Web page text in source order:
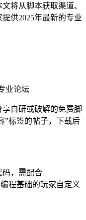
将从脚本获取渠道、
供2025年最新的专业
业论坛
自研或破解的免费脚
”标签的帖子，下载后
码，需配合
程基础的玩家自定义